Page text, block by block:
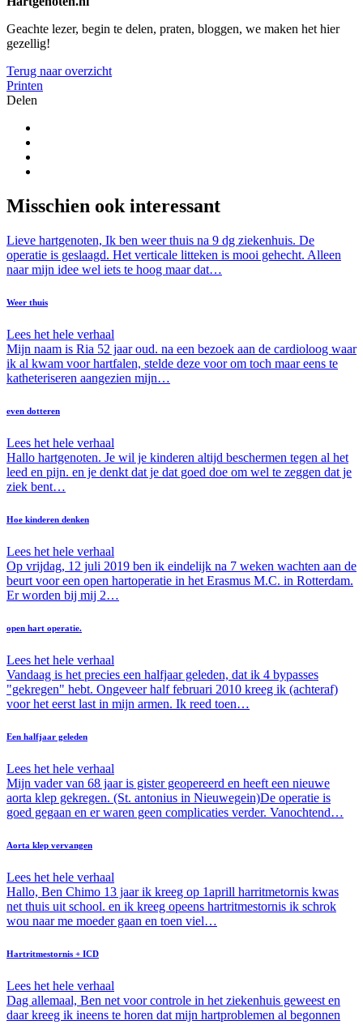
Geachte lezer, begin te delen, praten, bloggen, we maken het hier
gezellig!
Terug naar overzicht
Printen
Delen
Misschien ook interessant
Lieve hartgenoten, Ik ben weer thuis na 9 dg ziekenhuis. De
operatie is geslaagd. Het verticale litteken is mooi gehecht. Alleen
naar mijn idee wel iets te hoog maar dat…
Weer thuis
Lees het hele verhaal
Mijn naam is Ria 52 jaar oud. na een bezoek aan de cardioloog waar
ik al kwam voor hartfalen, stelde deze voor om toch maar eens te
katheteriseren aangezien mijn…
even dotteren
Lees het hele verhaal
Hallo hartgenoten. Je wil je kinderen altijd beschermen tegen al het
leed en pijn. en je denkt dat je dat goed doe om wel te zeggen dat je
ziek bent…
Hoe kinderen denken
Lees het hele verhaal
Op vrijdag, 12 juli 2019 ben ik eindelijk na 7 weken wachten aan de
beurt voor een open hartoperatie in het Erasmus M.C. in Rotterdam.
Er worden bij mij 2…
open hart operatie.
Lees het hele verhaal
Vandaag is het precies een halfjaar geleden, dat ik 4 bypasses
"gekregen" hebt. Ongeveer half februari 2010 kreeg ik (achteraf)
voor het eerst last in mijn armen. Ik reed toen…
Een halfjaar geleden
Lees het hele verhaal
Mijn vader van 68 jaar is gister geopereerd en heeft een nieuwe
aorta klep gekregen. (St. antonius in Nieuwegein)De operatie is
goed gegaan en er waren geen complicaties verder. Vanochtend…
Aorta klep vervangen
Lees het hele verhaal
Hallo, Ben Chimo 13 jaar ik kreeg op 1aprill harritmetornis kwas
net thuis uit school. en ik kreeg opeens hartritmestornis ik schrok
wou naar me moeder gaan en toen viel…
Hartritmestornis + ICD
Lees het hele verhaal
Dag allemaal, Ben net voor controle in het ziekenhuis geweest en
daar kreeg ik ineens te horen dat mijn hartproblemen al begonnen